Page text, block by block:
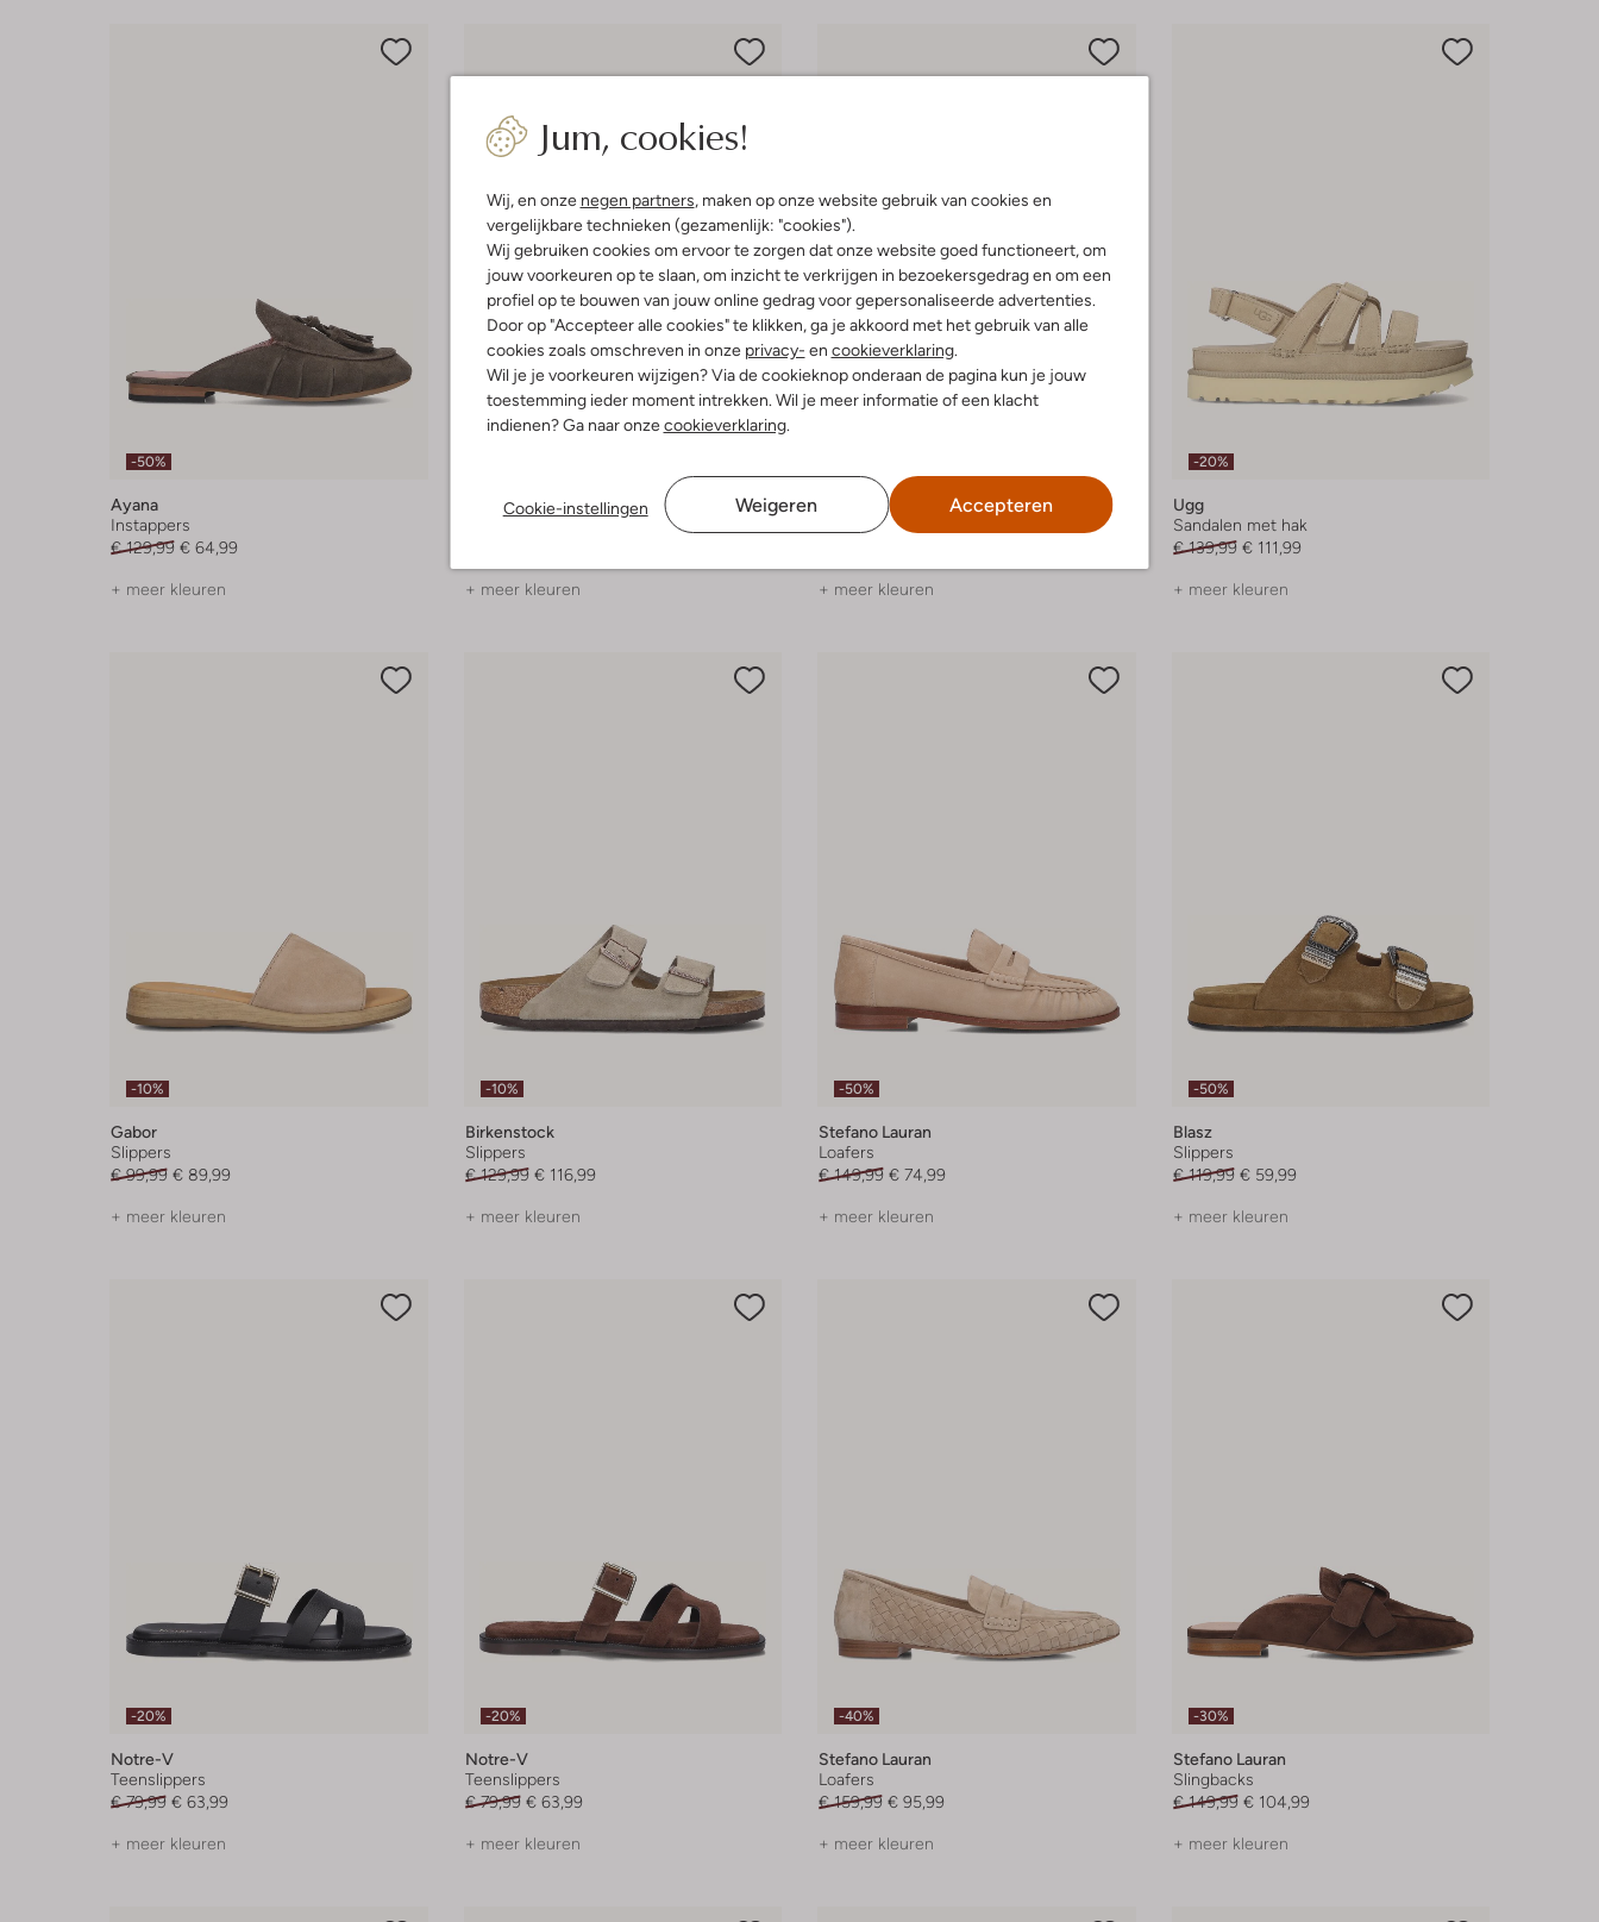
Jum, cookies!
Wij, en onze negen partners, maken op onze website gebruik van cookies en
vergelijkbare technieken (gezamenlijk: "cookies").
Wij gebruiken cookies om ervoor te zorgen dat onze website goed functioneert, om
jouw voorkeuren op te slaan, om inzicht te verkrijgen in bezoekersgedrag en om een
profiel op te bouwen van jouw online gedrag voor gepersonaliseerde advertenties.
Door op "Accepteer alle cookies" te klikken, ga je akkoord met het gebruik van alle
cookies zoals omschreven in onze privacy- en cookieverklaring.
Wil je je voorkeuren wijzigen? Via de cookieknop onderaan de pagina kun je jouw
toestemming ieder moment intrekken. Wil je meer informatie of een klacht
indienen? Ga naar onzecookieverklaring.
Cookie-instellingen Weigeren Accepteren
-50%
Ayana
Instappers
€ 129,99 € 64,99
+ meer kleuren
Gabor
+ meer kleuren
Slippers
+ meer kleuren
-20%
Ugg
Sandalen met hak
€ 139,99 € 111,99
+ meer kleuren
-10%
Gabor
Slippers
€ 99,99 € 89,99
+ meer kleuren
-10%
Birkenstock
Slippers
€ 129,99 € 116,99
+ meer kleuren
-50%
Stefano Lauran
Loafers
€ 149,99 € 74,99
+ meer kleuren
-50%
Blasz
Slippers
€ 119,99 € 59,99
+ meer kleuren
-20%
Notre-V
Teenslippers
€ 79,99 € 63,99
+ meer kleuren
-20%
Notre-V
Teenslippers
€ 79,99 € 63,99
+ meer kleuren
-40%
Stefano Lauran
Loafers
€ 159,99 € 95,99
+ meer kleuren
-30%
Stefano Lauran
Slingbacks
€ 149,99 € 104,99
+ meer kleuren